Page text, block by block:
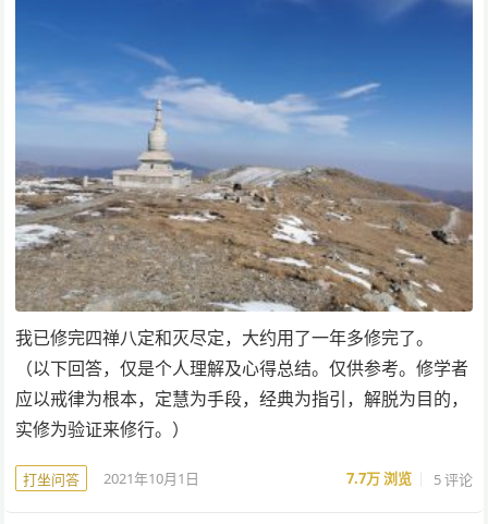
我已修完四禅八定和灭尽定，大约用了一年多修完了。
（以下回答，仅是个人理解及心得总结。仅供参考。修学者
应以戒律为根本，定慧为手段，经典为指引，解脱为目的，
实修为验证来修行。）
打坐问答 2021年10月1日 7.7万浏览 5 评论